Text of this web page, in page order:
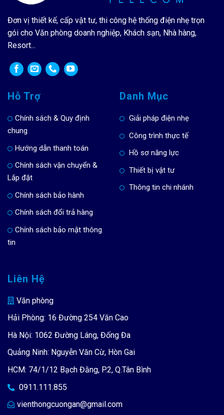
Đơn vị thiết kế, cấp vật tư, thi công hệ thống điện nhẹ trọn
gói cho Văn phòng doanh nghiệp, Khách sạn, Nhà hàng,
Resort...
Hỗ Trợ
Chính sách & Quy định
chung
Hướng dẫn thanh toán
Chính sách vận chuyển &
Lắp đặt
Chính sách bảo hành
Chính sách đổi trả hàng
Chính sách bảo mật thông
tin
Danh Mục
Giải pháp điện nhẹ
Công trình thực tế
Hồ sơ năng lực
Thiết bị vật tư
Thông tin chi nhánh
Liên Hệ
Văn phòng
Hải Phòng: 16 Đường 254 Văn Cao
Hà Nội: 1062 Đường Láng, Đống Đa
Quảng Ninh: Nguyễn Văn Cừ, Hòn Gai
HCM: 74/1/12 Bạch Đằng, P.2, Q.Tân Bình
0911.111.855
vienthongcuongan@gmail.com